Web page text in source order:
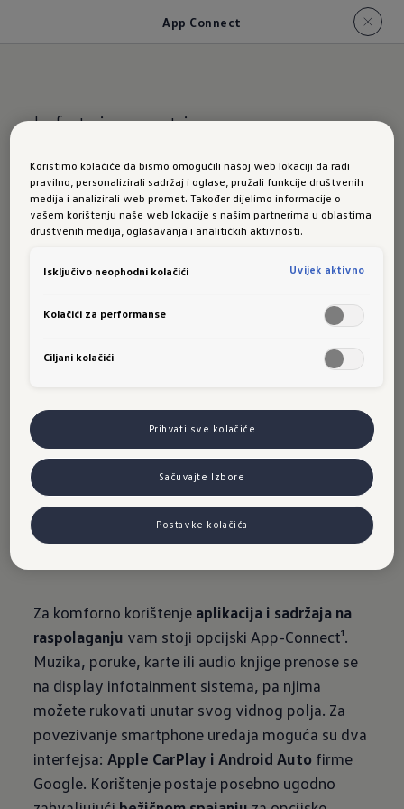
App Connect
Infotainment i
trenutak
App-
Connect
u novom
T-Crossu
Za komforno korištenje aplikacija i sadržaja na
raspolaganju vam stoji opcijski App-Connect¹.
Muzika, poruke, karte ili audio knjige prenose se
na display infotainment sistema, pa njima
možete rukovati unutar svog vidnog polja. Za
povezivanje smartphone uređaja moguća su dva
interfejsa:Apple CarPlay i Android Auto firme
Google. Korištenje postaje posebno ugodno
Koristimo kolačiće da bismo omogućili našoj web lokaciji da radi
pravilno, personalizirali sadržaj i oglase, pružali funkcije društvenih
medija i analizirali web promet. Također dijelimo informacije o
vašem korištenju naše web lokacije s našim partnerima u oblastima
društvenih medija, oglašavanja i analitičkih aktivnosti.
Isključivo neophodni kolačići Uvijek aktivno
Kolačići za performanse
Ciljani kolačići
Prihvati sve kolačiće
Sačuvajte Izbore
Postavke kolačića